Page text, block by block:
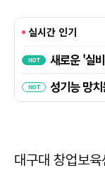
대구대 창업보